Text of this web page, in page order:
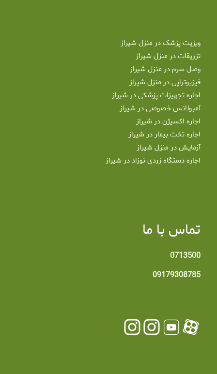
ویزیت پزشک در منزل شیراز
تزریقات در منزل شیراز
وصل سرم در منزل شیراز
فیزیوتراپی در منزل شیراز
اجاره تجهیزات پزشکی در شیراز
آمبولانس خصوصی در شیراز
اجاره اکسیژن در شیراز
اجاره تخت بیمار در شیراز
آزمایش در منزل شیراز
اجاره دستگاه زردی نوزاد در شیراز
تماس با ما
0713500
09179308785